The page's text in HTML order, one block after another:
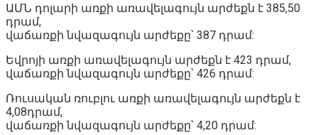
ԱՄՆ դոլարի առքի առավելագույն արժեքն է 385,50
դրամ,
վաճառքի նվազագույն արժեքը՝ 387 դրամ:
Եվրոյի առքի առավելագույն արժեքն է 423 դրամ,
վաճառքի նվազագույն արժեքը՝ 426 դրամ:
Ռուսական ռուբլու առքի առավելագույն արժեքն է
4,08դրամ,
վաճառքի նվազագույն արժեքը՝ 4,20 դրամ: